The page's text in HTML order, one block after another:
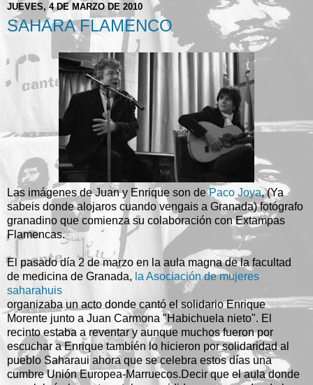
JUEVES, 4 DE MARZO DE 2010
SAHARA FLAMENCO
Las imágenes de Juan y Enrique son dePaco Joya, (Ya
sabeis donde alojaros cuando vengais a Granada) fotógrafo
granadino que comienza su colaboración con Extampas
Flamencas.
El pasado día 2 de marzo en la aula magna de la facultad
de medicina de Granada, la Asociación de mujeres
saharahuis
organizaba un acto donde cantó el solidario Enrique
Morente junto a Juan Carmona "Habichuela nieto". El
recinto estaba a reventar y aunque muchos fueron por
escuchar a Enrique también lo hicieron por solidaridad al
pueblo Saharaui ahora que se celebra estos días una
cumbre Unión Europea-Marruecos.Decir que el aula donde